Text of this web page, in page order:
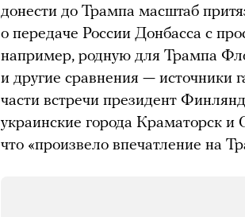
донести до Трампа масштаб
о передаче России Донбасса с
например, родную для Трампа
и другие сравнения — источники
части встречи президент
украинские города Краматорск и
что «произвело впечатление на